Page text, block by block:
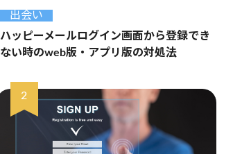
出会い
ハッピーメールログイン画面から登録でき
ない時のweb版・アプリ版の対処法